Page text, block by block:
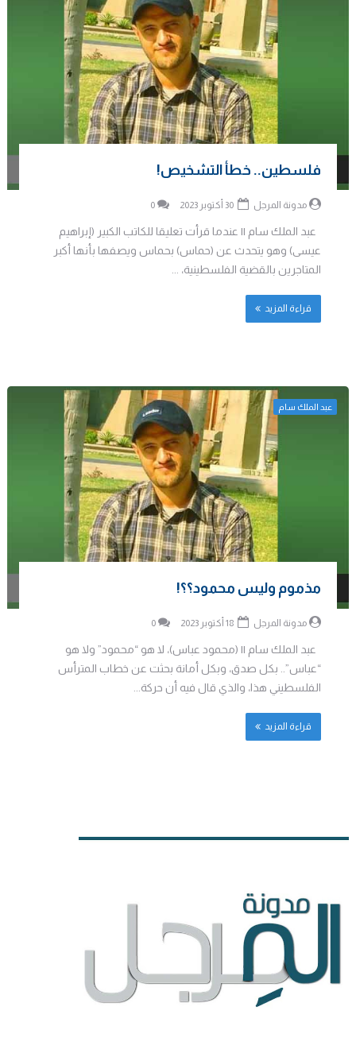
فلسطين.. خطأ التشخيص!
مدونة المرجل 0
عبد الملك سام || عندما قرأت تعليقا للكاتب الكبير (إبراهيم
عيسى) وهو يتحدث عن (حماس) بحماس ويصفها بأنها أكبر
المتاجرين بالقضية الفلسطينية، ...
قراءة المزيد
عبد الملك سام
مذموم وليس محمود؟؟!
مدونة المرجل 0
عبد الملك سام || (محمود عباس)، لا هو “محمود” ولا هو
“عباس”.. بكل صدق، وبكل أمانة بحثت عن خطاب المترأس
الفلسطيني هذا، والذي قال فيه أن حركة...
قراءة المزيد